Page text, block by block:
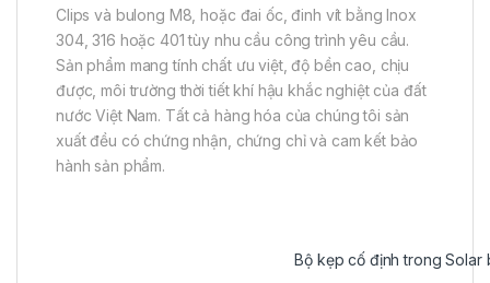
Clips và bulong M8, hoặc đai ốc, đinh vít bằng Inox
304, 316 hoặc 401 tùy nhu cầu công trình yêu cầu.
Sản phẩm mang tính chất ưu việt, độ bền cao, chịu
được, môi trường thời tiết khí hậu khắc nghiệt của đất
nước Việt Nam. Tất cả hàng hóa của chúng tôi sản
xuất đều có chứng nhận, chứng chỉ và cam kết bảo
hành sản phẩm.
Bộ kẹp cố định trong Solar